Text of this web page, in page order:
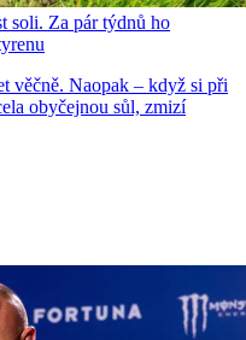
soli. Za pár týdnů ho
věčně. Naopak – když si při
obyčejnou sůl, zmizí